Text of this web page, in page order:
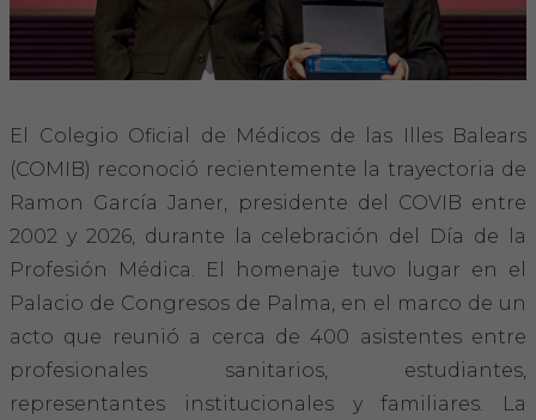
Revista Colegial
Notas de prensa
Hemeroteca
IDENTIFICACIÓN ANIMAL
Centros veterinarios
Colegiados
El Colegio Oficial de Médicos de las Illes Balears
(COMIB) reconoció recientemente la trayectoria de
Ramon García Janer, presidente del COVIB entre
2002 y 2026, durante la celebración del Día de la
Profesión Médica. El homenaje tuvo lugar en el
Palacio de Congresos de Palma, en el marco de un
acto que reunió a cerca de 400 asistentes entre
profesionales sanitarios, estudiantes,
representantes institucionales y familiares. La